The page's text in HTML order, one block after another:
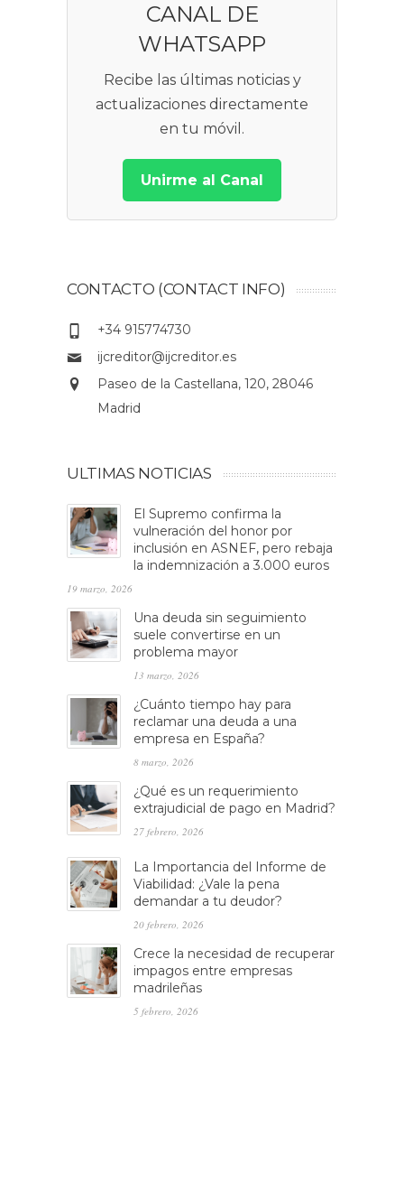
CANAL DE
WHATSAPP
Recibe las últimas noticias y
actualizaciones directamente
en tu móvil.
Unirme al Canal
CONTACTO (CONTACT INFO)
+34 915774730
ijcreditor@ijcreditor.es
Paseo de la Castellana, 120, 28046
Madrid
ULTIMAS NOTICIAS
El Supremo confirma la
vulneración del honor por
inclusión en ASNEF, pero rebaja
la indemnización a 3.000 euros
19 marzo, 2026
Una deuda sin seguimiento
suele convertirse en un
problema mayor
13 marzo, 2026
¿Cuánto tiempo hay para
reclamar una deuda a una
empresa en España?
8 marzo, 2026
¿Qué es un requerimiento
extrajudicial de pago en Madrid?
27 febrero, 2026
La Importancia del Informe de
Viabilidad: ¿Vale la pena
demandar a tu deudor?
20 febrero, 2026
Crece la necesidad de recuperar
impagos entre empresas
madrileñas
5 febrero, 2026